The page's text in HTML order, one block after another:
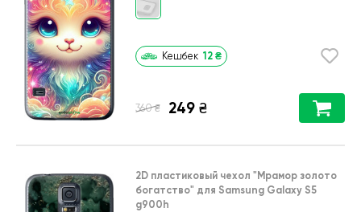
Кешбек 12 ₴
360 ₴ 249 ₴
2D пластиковый чехол "Мрамор золото
богатство" для Samsung Galaxy S5
g900h